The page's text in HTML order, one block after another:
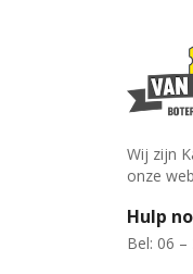
Wij zijn
onze
Hulp
Bel: 06 –